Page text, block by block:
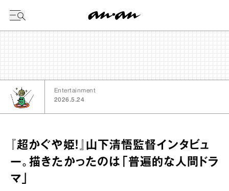
Entertainment
2026.5.24
『超かぐや姫！』山下清悟監督インタビュ
ー。描きたかったのは「普遍的な人間ドラ
マ」